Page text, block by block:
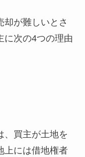
却が難しいとさ
に次の4つの理由
、買主が土地を
上には借地権者